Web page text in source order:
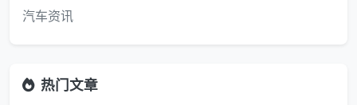
汽车资讯
热门文章